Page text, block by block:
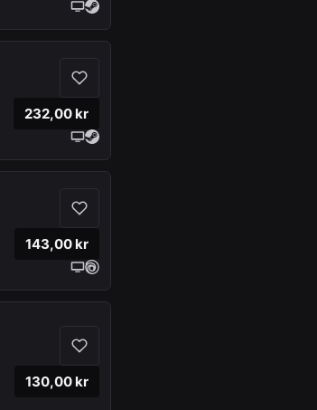
232,00 kr
143,00 kr
130,00 kr